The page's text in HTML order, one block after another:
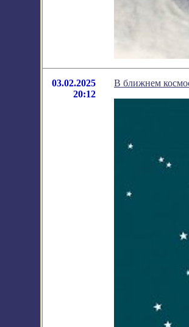
03.02.2025
20:12
В ближнем